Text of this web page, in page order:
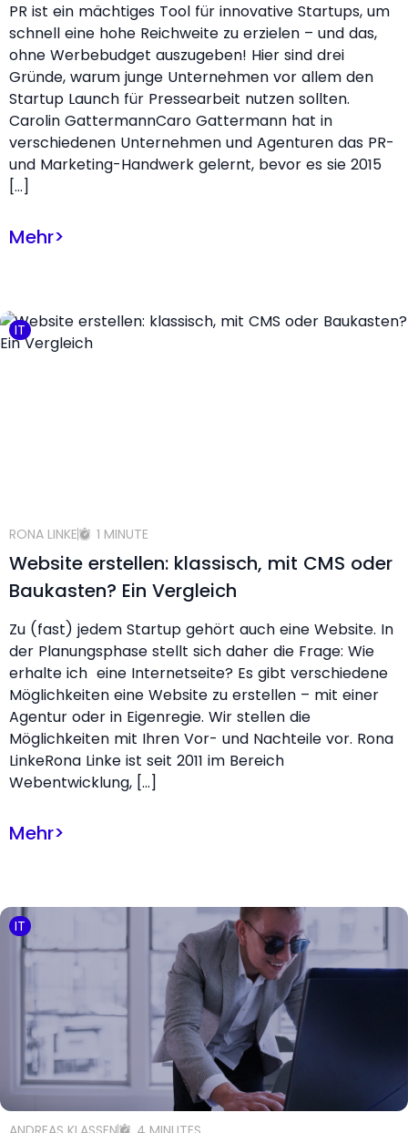
PR ist ein mächtiges Tool für innovative Startups, um
schnell eine hohe Reichweite zu erzielen – und das,
ohne Werbebudget auszugeben! Hier sind drei
Gründe, warum junge Unternehmen vor allem den
Startup Launch für Pressearbeit nutzen sollten.
Carolin GattermannCaro Gattermann hat in
verschiedenen Unternehmen und Agenturen das PR-
und Marketing-Handwerk gelernt, bevor es sie 2015
[…]
Mehr>
IT
RONA LINKE 1 MINUTE
Website erstellen: klassisch, mit CMS oder
Baukasten? Ein Vergleich
Zu (fast) jedem Startup gehört auch eine Website. In
der Planungsphase stellt sich daher die Frage: Wie
erhalte ich eine Internetseite? Es gibt verschiedene
Möglichkeiten eine Website zu erstellen – mit einer
Agentur oder in Eigenregie. Wir stellen die
Möglichkeiten mit Ihren Vor- und Nachteile vor. Rona
LinkeRona Linke ist seit 2011 im Bereich
Webentwicklung, […]
Mehr>
IT